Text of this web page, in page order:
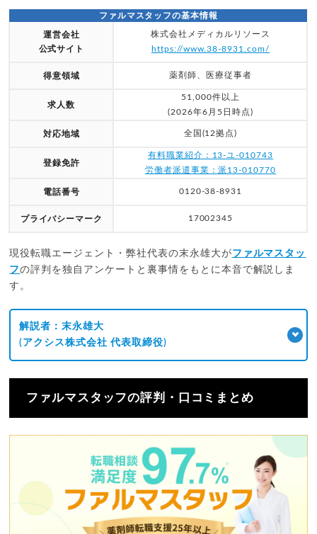
ファルマスタッフの基本情報
運営会社
公式サイト
株式会社メディカルリソース
https://www.38-8931.com/
得意領域 薬剤師、医療従事者
求人数
51,000件以上
(2026年6月5日時点)
対応地域 全国(12拠点)
登録免許
有料職業紹介：13-ユ-010743
労働者派遣事業：派13-010770
電話番号 0120-38-8931
プライバシーマーク 17002345
現役転職エージェント・弊社代表の末永雄大がファルマスタッ
フの評判を独自アンケートと裏事情をもとに本音で解説しま
す。
解説者：末永雄大
(アクシス株式会社 代表取締役)
ファルマスタッフの評判・口コミまとめ